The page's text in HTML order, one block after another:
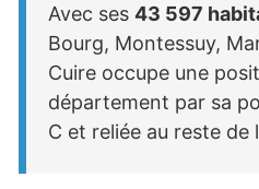
Avec ses 43 597
Bourg, Montessuy,
Cuire occupe une
département par sa
C et reliée au reste de